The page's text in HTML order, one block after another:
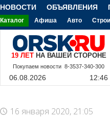
НОВОСТИ ОБЪЯВЛЕНИЯ
Каталог Афиша Авто
19 ЛЕТНА ВАШЕЙ СТОРОНЕ
Покупаем новости 8-3537-340-300
06.08.2026 12:46
16 января 2020, 21:05